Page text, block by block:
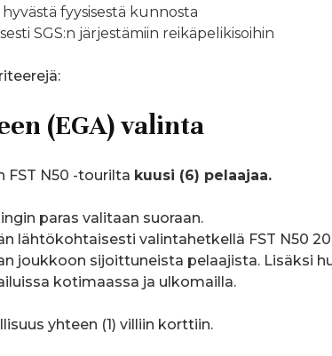
fyysisestä kunnosta
SGS:n järjestämiin reikäpelikisoihin
(EGA) valinta
FST N50 -tourilta kuusi (6) pelaajaa.
paras valitaan suoraan.
lähtökohtaisesti valintahetkellä FST N50
joukkoon sijoittuneista pelaajista. Lisäksi
kotimaassa ja ulkomailla.
yhteen (1) villiin korttiin.